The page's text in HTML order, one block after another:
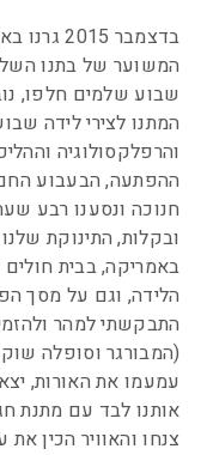
בדצמבר
המשוער של בתנו
שבוע שלמים חלפו,
המתנו לצירי לידה
והרפלקסולוגיה
ההפתעה, הבעבוע החם
חנוכה ונסענו רבע
ובקלות, התינוקת
באמריקה, בבית
הלידה, וגם על מסך
התבקשתי למהר
(המבורגר וסופלה
עמעמו את האורות,
אותנו לבד עם מתנת
צנחו והאוויר הכין